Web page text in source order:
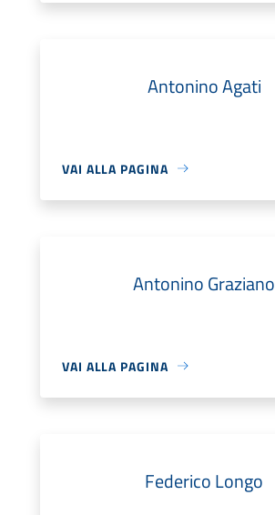
Antonino Agati
VAI ALLA PAGINA
Antonino Graziano
VAI ALLA PAGINA
Federico Longo